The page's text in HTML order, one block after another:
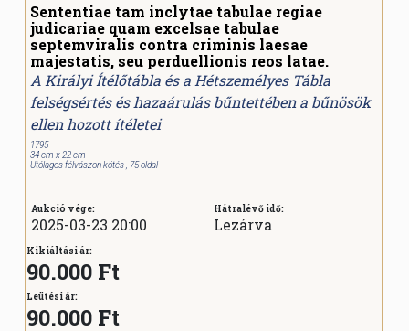
Sententiae tam inclytae tabulae regiae
judicariae quam excelsae tabulae
septemviralis contra criminis laesae
majestatis, seu perduellionis reos latae.
A Királyi Ítélőtábla és a Hétszemélyes Tábla
felségsértés és hazaárulás bűntettében a bűnösök
ellen hozott ítéletei
1795
34 cm x 22 cm
Utólagos félvászon kötés , 75 oldal
Aukció vége:
2025-03-23 20:00
Hátralévő idő:
Lezárva
Kikiáltási ár:
90.000 Ft
Leütési ár:
90.000 Ft